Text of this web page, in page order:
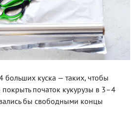
больших куска — таких, чтобы
початок кукурузы в 3–4
бы свободными концы